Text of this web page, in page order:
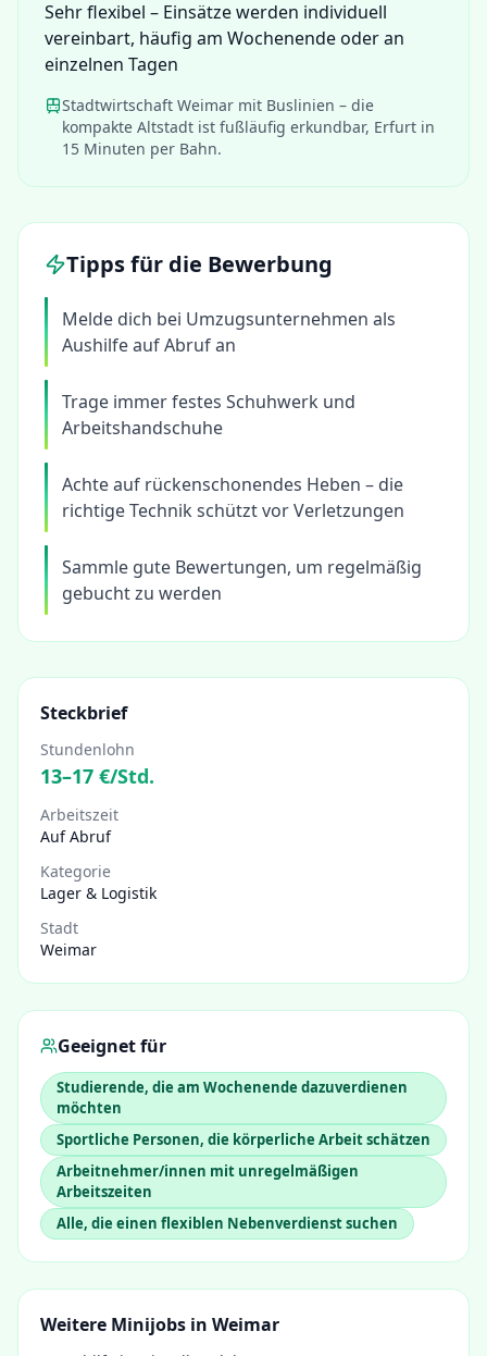
Sehr flexibel – Einsätze werden individuell
vereinbart, häufig am Wochenende oder an
einzelnen Tagen
Stadtwirtschaft Weimar mit Buslinien – die
kompakte Altstadt ist fußläufig erkundbar, Erfurt in
15 Minuten per Bahn.
Tipps für die Bewerbung
Melde dich bei Umzugsunternehmen als
Aushilfe auf Abruf an
Trage immer festes Schuhwerk und
Arbeitshandschuhe
Achte auf rückenschonendes Heben – die
richtige Technik schützt vor Verletzungen
Sammle gute Bewertungen, um regelmäßig
gebucht zu werden
Steckbrief
Stundenlohn
13–17 €/Std.
Arbeitszeit
Auf Abruf
Kategorie
Lager & Logistik
Stadt
Weimar
Geeignet für
Studierende, die am Wochenende dazuverdienen
möchten
Sportliche Personen, die körperliche Arbeit schätzen
Arbeitnehmer/innen mit unregelmäßigen
Arbeitszeiten
Alle, die einen flexiblen Nebenverdienst suchen
Weitere Minijobs in Weimar